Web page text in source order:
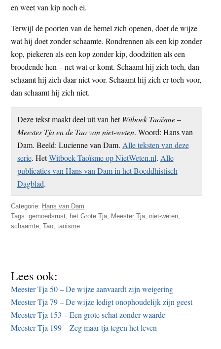
en weet van kip noch ei.
Terwijl de poorten van de hemel zich openen, doet de wijze
wat hij doet zonder schaamte. Rondrennen als een kip zonder
kop, piekeren als een kop zonder kip, doodzitten als een
broedende hen – net wat er komt. Schaamt hij zich toch, dan
schaamt hij zich daar niet voor. Schaamt hij zich er toch voor,
dan schaamt hij zich niet.
Deze tekst maakt deel uit van hetWitboek Taoïsme –
Meester Tja en de Tao van niet-weten. Woord: Hans van
Dam. Beeld: Lucienne van Dam. Alle teksten van deze
serie. HetWitboek Taoïsme op NietWeten.nl. Alle
publicaties van Hans van Dam in het Boeddhistisch
Dagblad.
Categorie: Hans van Dam
Tags:gemoedsrust, het Grote Tja, Meester Tja, niet-weten,
schaamte,Tao,taoisme
Lees ook:
Meester Tja 50 – De wijze aanvaardt zijn weigering
Meester Tja 79 – De wijze ledigt onophoudelijk zijn geest
Meester Tja 153 – Een grote schat zonder waarde
Meester Tja 199 – Zeg maar tja tegen het leven